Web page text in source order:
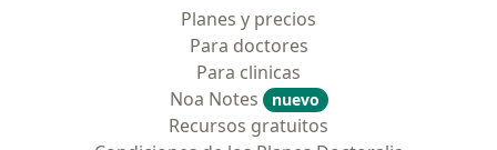
Planes y precios
Para doctores
Para clinicas
Noa Notes
nuevo
Recursos gratuitos